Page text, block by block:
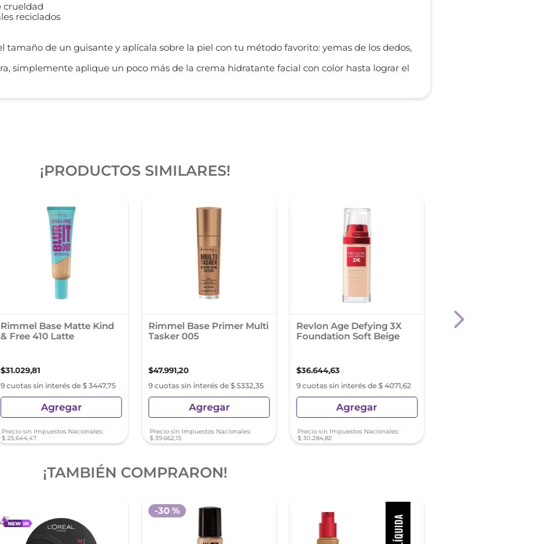
crueldad
reciclados
tamaño de un guisante y aplícala sobre la piel con tu método favorito: yemas de los dedos,
simplemente aplique un poco más de la crema hidratante facial con color hasta lograr el
¡PRODUCTOS SIMILARES!
Rimmel Base Matte Kind
& Free 410 Latte
$31.029,81
9 cuotas sin interés de $ 3447,75
Agregar
Precio sin Impuestos Nacionales:
$ 25.644,47
Rimmel Base Primer Multi
Tasker 005
$47.991,20
9 cuotas sin interés de $ 5332,35
Agregar
Precio sin Impuestos Nacionales:
$ 39.662,15
Revlon Age Defying 3X
Foundation Soft Beige
$36.644,63
9 cuotas sin interés de $ 4071,62
Agregar
Precio sin Impuestos Nacionales:
$ 30.284,82
Base de Maquillaje
¡TAMBIÉN COMPRARON!
-30 %